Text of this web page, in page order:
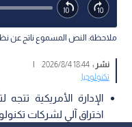
ملاحظة: النص المسموع ناتج عن
نشر :18:44 2026/8/4
تكنولوجيا
الإدارة الأمريكية
اختراق آلي لشركات